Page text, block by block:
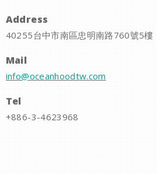
Address
40255台中市南區忠明南路760號5樓
Mail
info@oceanhoodtw.com
Tel
+886-3-4623968